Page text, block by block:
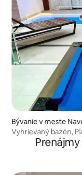
Bývanie v meste
Vyhrievaný bazén,